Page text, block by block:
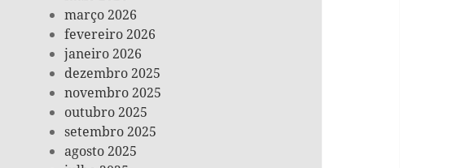
março 2026
fevereiro 2026
janeiro 2026
dezembro 2025
novembro 2025
outubro 2025
setembro 2025
agosto 2025